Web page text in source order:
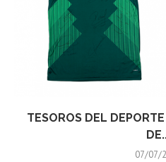
TESOROS DEL
07/07/